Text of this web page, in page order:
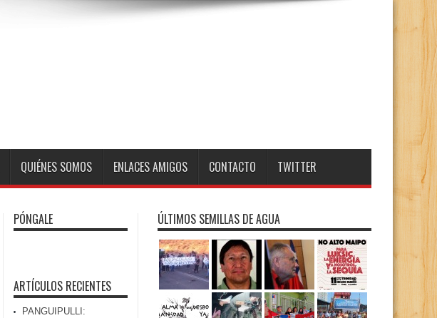
QUIÉNES SOMOS ENLACES AMIGOS CONTACTO TWITTER
PÓNGALE
ARTÍCULOS RECIENTES
PANGUIPULLI:
ÚLTIMOS SEMILLAS DE AGUA